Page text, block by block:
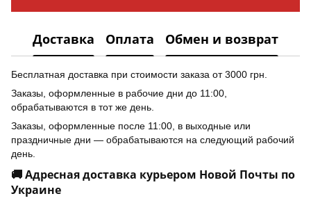
Доставка Оплата Обмен и возврат
Бесплатная доставка при стоимости заказа от 3000 грн.
Заказы, оформленные в рабочие дни до 11:00,
обрабатываются в тот же день.
Заказы, оформленные после 11:00, в выходные или
праздничные дни — обрабатываются на следующий рабочий
день.
🚚 Адресная доставка курьером Новой Почты по
Украине